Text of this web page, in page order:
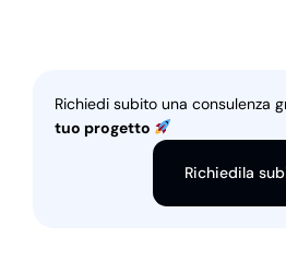
Richiedi subito una consulenza
tuo progetto
Richiedila